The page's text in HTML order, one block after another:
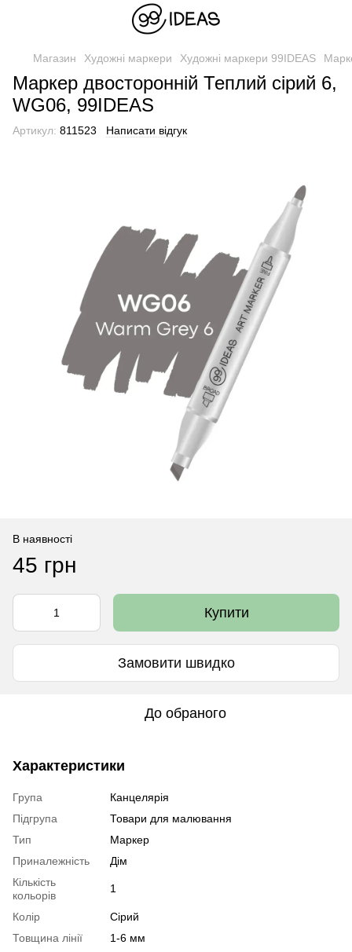
Магазин Художні маркери Художні маркери 99IDEAS
Маркер двосторонній Теплий сірий 6,
WG06, 99IDEAS
Артикул: 811523 Написати відгук
В наявності
45 грн
Купити
Замовити швидко
До обраного
Характеристики
Група
Канцелярія
Підгрупа
Товари для малювання
Тип
Маркер
Приналежність
Дім
Кількість
кольорів
1
Колір
Сірий
Товщина лінії
1-6 мм